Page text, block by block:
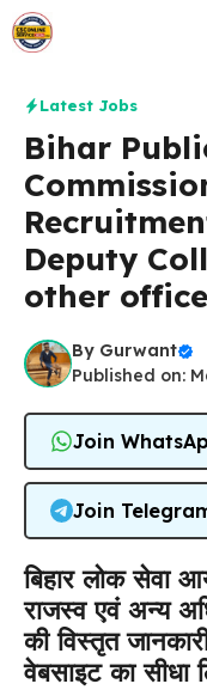
Skip
to
Latest Jobs
Bihar
Deputy
other
By Gurwant
Published on:
Join
Join
बिहार लोक सेवा
राजस्व एवं अन्य
की विस्तृत
वेबसाइट का सीधा